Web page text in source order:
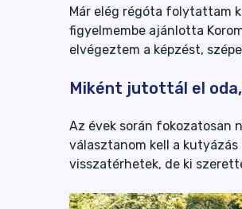
Már elég régóta folytattam
figyelmembe ajánlotta
elvégeztem a képzést,
Miként jutottál el
Az évek során fokozatosan
választanom kell a
visszatérhetek, de ki